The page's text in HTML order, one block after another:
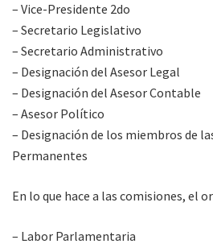
– Vice-Presidente 2do
– Secretario Legislativo
– Secretario Administrativo
– Designación del Asesor Legal
– Designación del Asesor Contable
– Asesor Político
– Designación de los miembros de
Permanentes
En lo que hace a las comisiones, el
– Labor Parlamentaria